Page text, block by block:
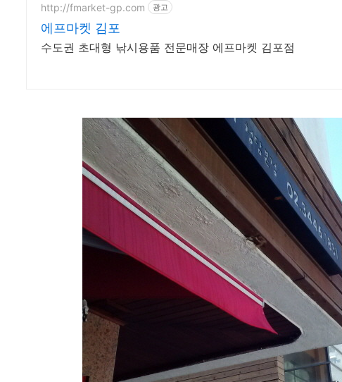
http://fmarket-gp.com 광고
에프마켓 김포
수도권 초대형 낚시용품 전문매장 에프마켓 김포점